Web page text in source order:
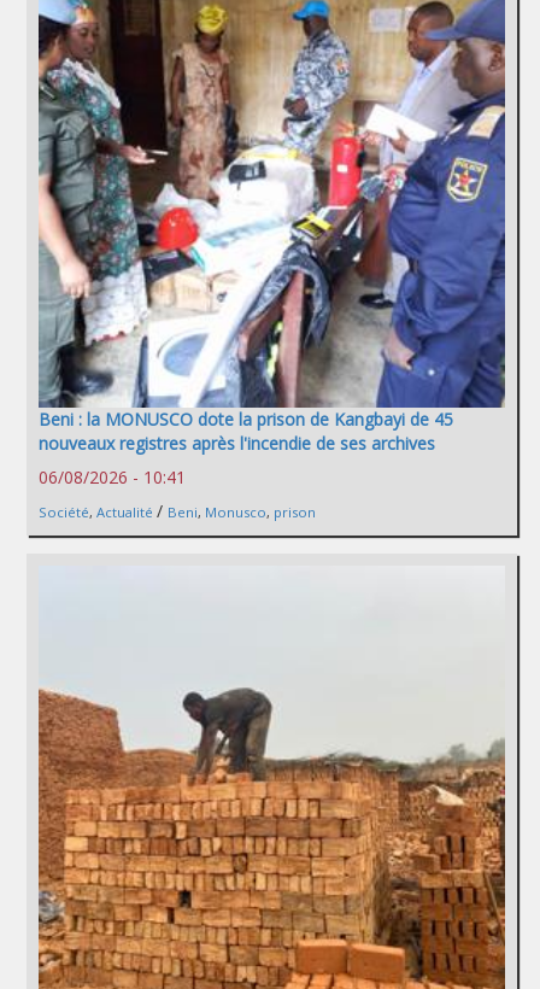
Beni : la MONUSCO dote la prison de Kangbayi de 45
nouveaux registres après l'incendie de ses archives
06/08/2026 - 10:41
Société, Actualité / Beni, Monusco, prison